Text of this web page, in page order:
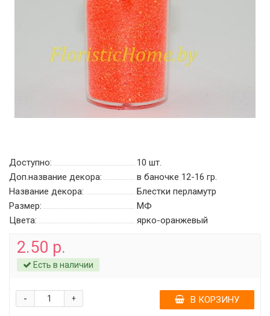
Доступно: 10 шт.
Доп.название декора:
в баночке 12-16 гр.
Название декора:
Блестки перламутр
Размер:
МФ
Цвета:
ярко-оранжевый
2.50 р.
Есть в наличии
+
- В КОРЗИНУ